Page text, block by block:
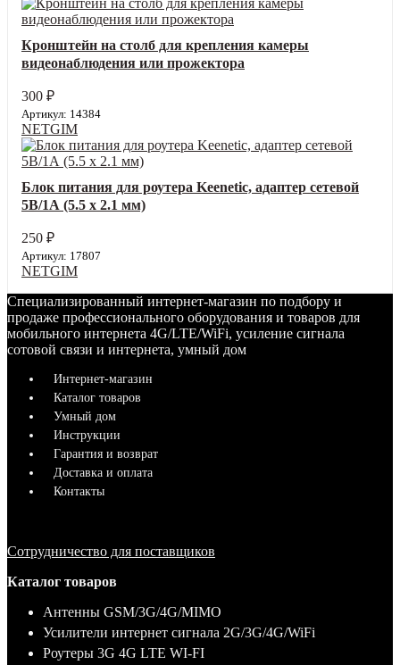
Кронштейн на столб для крепления камеры
видеонаблюдения или прожектора
300 ₽
Артикул: 14384
NETGIM
Блок питания для роутера Keenetic, адаптер сетевой
5В/1А (5.5 х 2.1 мм)
250 ₽
Артикул: 17807
NETGIM
Специализированный интернет-магазин по подбору и
продаже профессионального оборудования и товаров для
мобильного интернета 4G/LTE/WiFi, усиление сигнала
сотовой связи и интернета, умный дом
Интернет-магазин
Каталог товаров
Умный дом
Инструкции
Гарантия и возврат
Доставка и оплата
Контакты
Сотрудничество для поставщиков
Каталог товаров
Антенны GSM/3G/4G/MIMO
Усилители интернет сигнала 2G/3G/4G/WiFi
Роутеры 3G 4G LTE WI-FI